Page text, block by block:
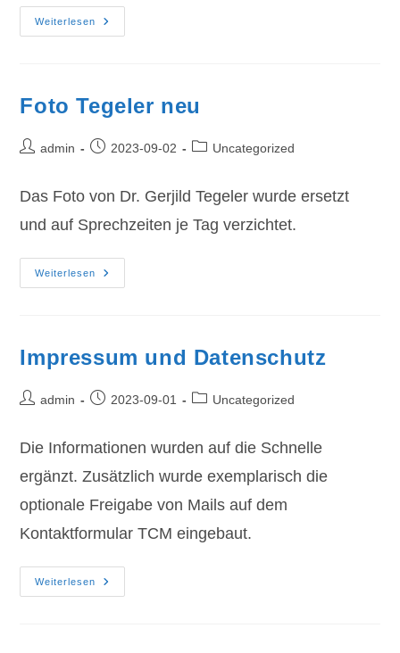
Weiterlesen
Fehler
Beseitigt
Foto Tegeler neu
Beitrags-
admin
Beitrag2023-09-02
Beitrags-
Uncategorized
Das Foto von Dr. Gerjild Tegeler wurde ersetzt
und auf Sprechzeiten je Tag verzichtet.
Weiterlesen
Foto
Tegeler
Impressum und Datenschutz
Beitrags-
admin
Beitrag2023-09-01
Beitrags-
Uncategorized
Die Informationen wurden auf die Schnelle
ergänzt. Zusätzlich wurde exemplarisch die
optionale Freigabe von Mails auf dem
Kontaktformular TCM eingebaut.
Weiterlesen
Impressum
Und